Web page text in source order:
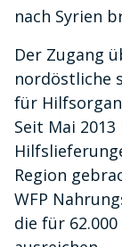
nach Syrien
Der Zugang
nordöstliche
für
Seit Mai
Region
WFP
die für